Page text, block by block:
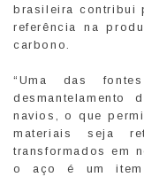
brasileira contribui
referência na
carbono.
“Uma das
navios, o que
materiais seja
transformados em
o aço é um item